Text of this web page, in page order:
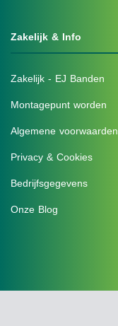
Zakelijk & Info
Zakelijk - EJ Banden
Montagepunt worden
Algemene voorwaarden
Privacy & Cookies
Bedrijfsgegevens
Onze Blog